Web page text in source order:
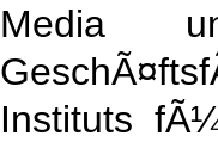
Media
Instituts